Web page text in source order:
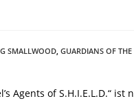
SMALLWOOD, GUARDIANS OF
Agents of S.H.I.E.L.D.“